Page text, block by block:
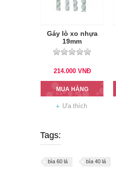
Gáy lò xo nhựa
19mm
214.000 VNĐ
MUA HÀNG
Ưa thích
Tags:
bìa 60 lá bìa 40 lá